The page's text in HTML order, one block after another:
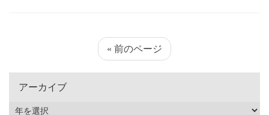
« 前のページ
アーカイブ